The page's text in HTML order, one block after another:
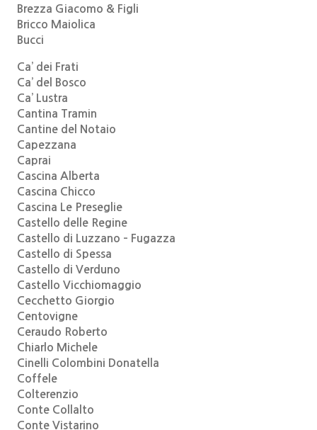
Brezza Giacomo & Figli
Bricco Maiolica
Bucci
Ca’ dei Frati
Ca’ del Bosco
Ca’ Lustra
Cantina Tramin
Cantine del Notaio
Capezzana
Caprai
Cascina Alberta
Cascina Chicco
Cascina Le Preseglie
Castello delle Regine
Castello di Luzzano – Fugazza
Castello di Spessa
Castello di Verduno
Castello Vicchiomaggio
Cecchetto Giorgio
Centovigne
Ceraudo Roberto
Chiarlo Michele
Cinelli Colombini Donatella
Coffele
Colterenzio
Conte Collalto
Conte Vistarino